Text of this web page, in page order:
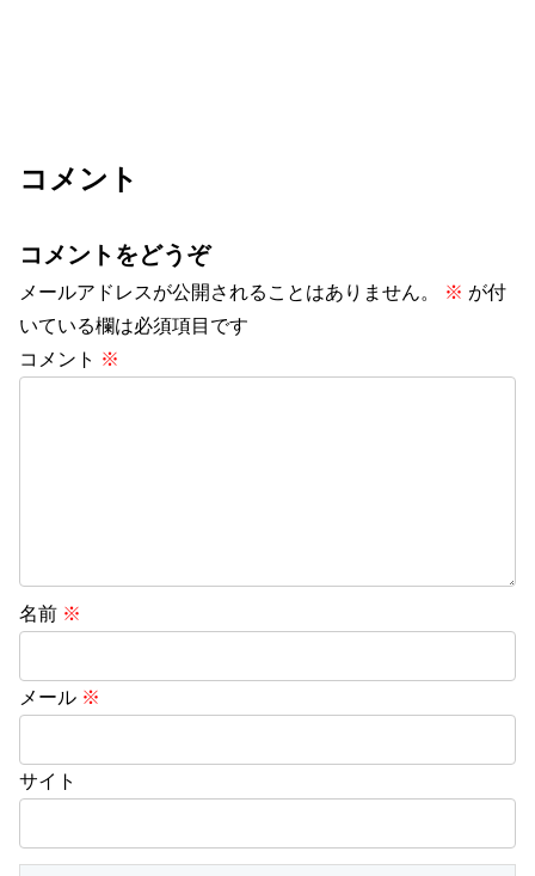
コメント
コメントをどうぞ
メールアドレスが公開されることはありません。 ※ が付
いている欄は必須項目です
コメント ※
名前 ※
メール ※
サイト